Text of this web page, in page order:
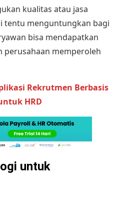
kualitas atau jasa
tentu menguntungkan bagi
bisa mendapatkan
perusahaan memperoleh
Rekrutmen Berbasis
HRD
untuk